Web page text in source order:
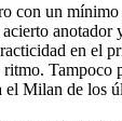
con un
en el
Milan de